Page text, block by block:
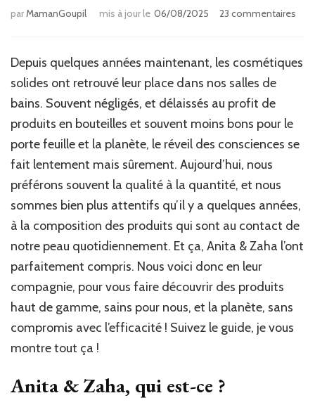
parMamanGoupil mis à jour le 06/08/2025 23 commentaires
Depuis quelques années maintenant, les cosmétiques
solides ont retrouvé leur place dans nos salles de
bains. Souvent négligés, et délaissés au profit de
produits en bouteilles et souvent moins bons pour le
porte feuille et la planète, le réveil des consciences se
fait lentement mais sûrement. Aujourd’hui, nous
préférons souvent la qualité à la quantité, et nous
sommes bien plus attentifs qu’il y a quelques années,
à la composition des produits qui sont au contact de
notre peau quotidiennement. Et ça, Anita & Zaha l’ont
parfaitement compris. Nous voici donc en leur
compagnie, pour vous faire découvrir des produits
haut de gamme, sains pour nous, et la planète, sans
compromis avec l’efficacité ! Suivez le guide, je vous
montre tout ça !
Anita & Zaha, qui est-ce ?